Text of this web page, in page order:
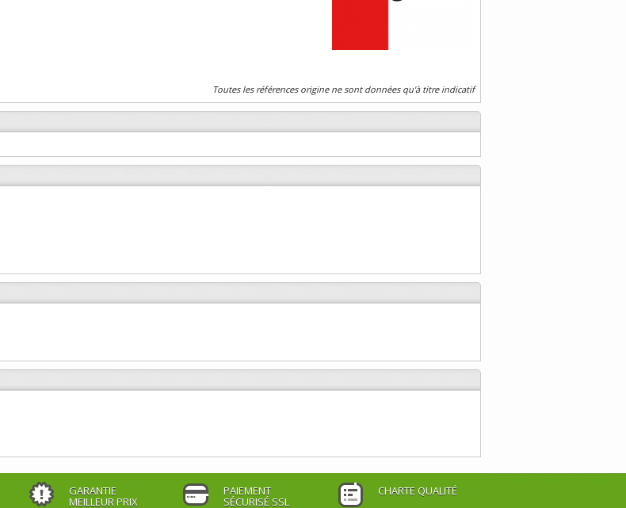
Toutes les références origine ne sont données qu'à titre indicatif
GARANTIE
MEILLEUR PRIX
PAIEMENT
SÉCURISÉ SSL
CHARTE QUALITÉ